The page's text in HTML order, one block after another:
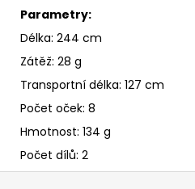
Parametry:
Délka: 244 cm
Zátěž: 28 g
Transportní délka: 127 cm
Počet oček: 8
Hmotnost: 134 g
Počet dílů: 2